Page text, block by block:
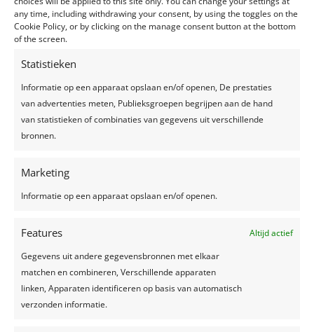
any time, including withdrawing your consent, by using the toggles on the
Cookie Policy, or by clicking on the manage consent button at the bottom
of the screen.
Statistieken
Informatie op een apparaat opslaan en/of openen, De prestaties
van advertenties meten, Publieksgroepen begrijpen aan de hand
van statistieken of combinaties van gegevens uit verschillende
bronnen.
Marketing
Informatie op een apparaat opslaan en/of openen.
Features
Altijd actief
Gegevens uit andere gegevensbronnen met elkaar
matchen en combineren, Verschillende apparaten
linken, Apparaten identificeren op basis van automatisch
verzonden informatie.
Ingrediënten; DJ, jazzband, verjaardagstaart, loungy
setting
Locatie: ’t Rietlaer, Rillaar
[nggallery id=46]
Recente berichten
Trouwjurken trends 2024
Zelfgemaakte limonade, hét recept voor een
verkoelend drankje!
Top 7 trends voor huwelijken in 2024-2025